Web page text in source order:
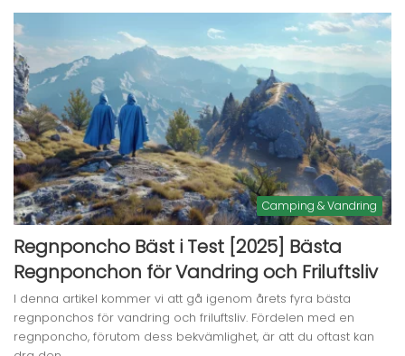
Camping & Vandring
Regnponcho Bäst i Test [2025] Bästa
Regnponchon för Vandring och Friluftsliv
I denna artikel kommer vi att gå igenom årets fyra bästa
regnponchos för vandring och friluftsliv. Fördelen med en
regnponcho, förutom dess bekvämlighet, är att du oftast kan